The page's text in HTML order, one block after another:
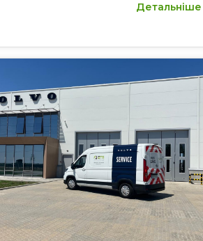
Детальніше